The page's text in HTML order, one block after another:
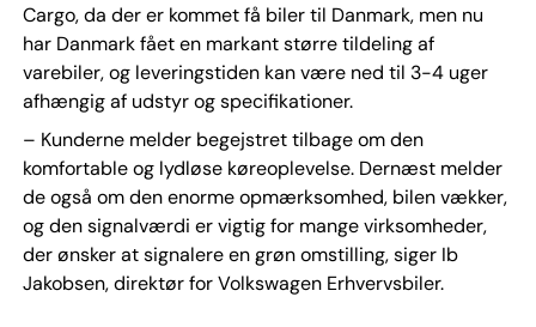
Cargo, da der er kommet få biler til Danmark, men nu
har Danmark fået en markant større tildeling af
varebiler, og leveringstiden kan være ned til 3-4 uger
afhængig af udstyr og specifikationer.
– Kunderne melder begejstret tilbage om den
komfortable og lydløse køreoplevelse. Dernæst melder
de også om den enorme opmærksomhed, bilen vækker,
og den signalværdi er vigtig for mange virksomheder,
der ønsker at signalere en grøn omstilling, siger Ib
Jakobsen, direktør for Volkswagen Erhvervsbiler.